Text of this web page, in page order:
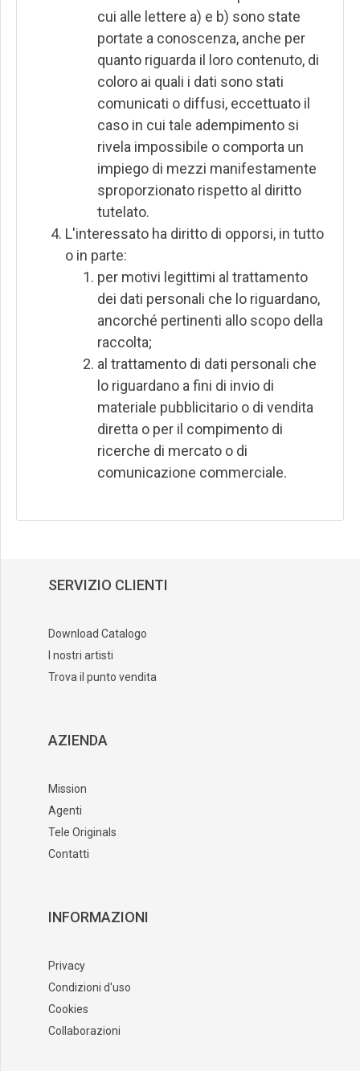
cui alle lettere a) e b) sono state
portate a conoscenza, anche per
quanto riguarda il loro contenuto, di
coloro ai quali i dati sono stati
comunicati o diffusi, eccettuato il
caso in cui tale adempimento si
rivela impossibile o comporta un
impiego di mezzi manifestamente
sproporzionato rispetto al diritto
tutelato.
L'interessato ha diritto di opporsi, in tutto
o in parte:
per motivi legittimi al trattamento
dei dati personali che lo riguardano,
ancorché pertinenti allo scopo della
raccolta;
al trattamento di dati personali che
lo riguardano a fini di invio di
materiale pubblicitario o di vendita
diretta o per il compimento di
ricerche di mercato o di
comunicazione commerciale.
SERVIZIO CLIENTI
Download Catalogo
I nostri artisti
Trova il punto vendita
AZIENDA
Mission
Agenti
Tele Originals
Contatti
INFORMAZIONI
Privacy
Condizioni d'uso
Cookies
Collaborazioni